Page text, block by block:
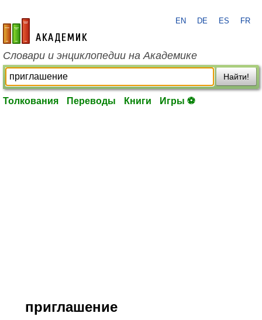
academic.ru
EN DE ES FR
Словари и энциклопедии на Академике
Найти!
Толкования Переводы Книги Игры ⚽
приглашение